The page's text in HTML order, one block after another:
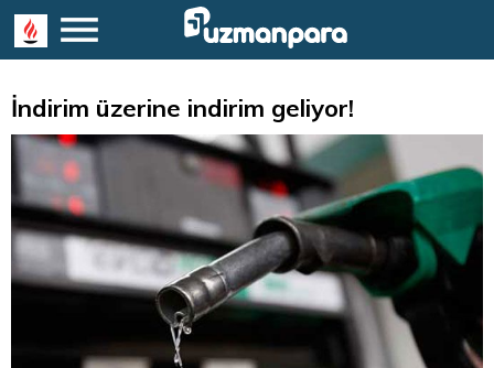
İndirim üzerine indirim geliyor!